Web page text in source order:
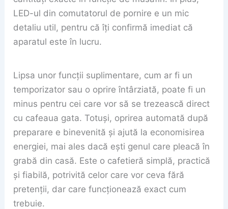
LED-ul din comutatorul de pornire e un mic
detaliu util, pentru că îți confirmă imediat că
aparatul este în lucru.
Lipsa unor funcții suplimentare, cum ar fi un
temporizator sau o oprire întârziată, poate fi un
minus pentru cei care vor să se trezească direct
cu cafeaua gata. Totuși, oprirea automată după
preparare e binevenită și ajută la economisirea
energiei, mai ales dacă ești genul care pleacă în
grabă din casă. Este o cafetieră simplă, practică
și fiabilă, potrivită celor care vor ceva fără
pretenții, dar care funcționează exact cum
trebuie.